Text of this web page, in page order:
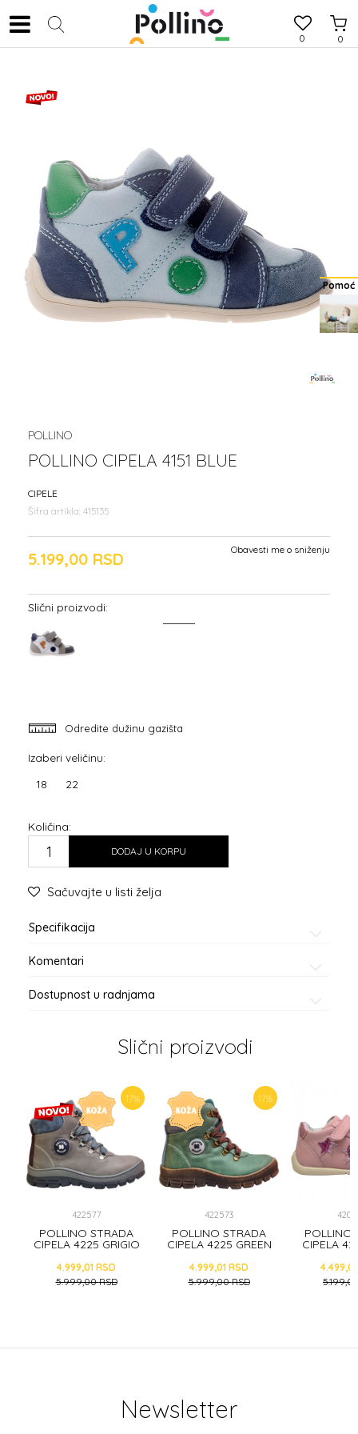
0
0
POLLINO
POLLINO CIPELA 4151 BLUE
CIPELE
Šifra artikla: 415135
5.199,00 RSD Obavesti me o sniženju
Slični proizvodi:
Odredite dužinu gazišta
Izaberi veličinu:
18 22
Količina:
DODAJ U KORPU
Sačuvajte u listi želja
Specifikacija
Komentari
Dostupnost u radnjama
Slični proizvodi
17%
422577
POLLINO STRADA
CIPELA 4225 GRIGIO
4.999,01 RSD
5.999,00RSD
17%
422573
POLLINO STRADA
CIPELA 4225 GREEN
4.999,01 RSD
5.999,00RSD
POLLINO
CIPELA
Pomoć
Newsletter